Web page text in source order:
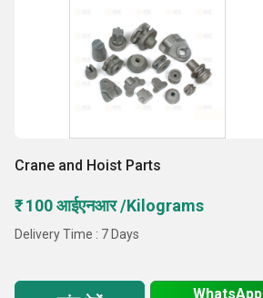
Crane and Hoist Parts
₹ 100 आईएनआर /Kilograms
Delivery Time : 7 Days
WhatsApp